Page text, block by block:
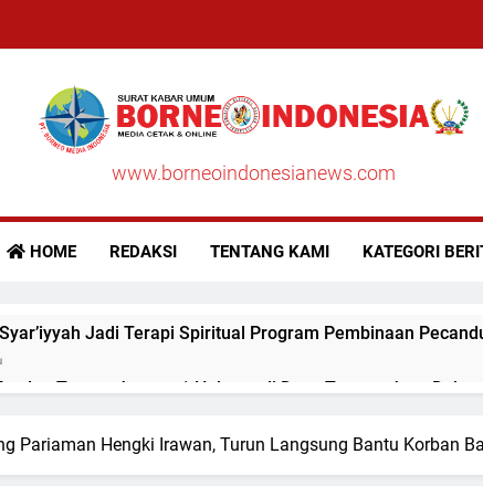
www.borneoindonesianews.com
HOME REDAKSI TENTANG KAMI KATEGORI
Jadi Terapi Spiritual Program Pembinaan
Tanam Jagung 1 Hektare di Desa Tapung Jaya
Lapas Pasir Pangaraian dan TNI Sita Barang
Pariaman Hengki Irawan, Turun Langsung Bantu Korban